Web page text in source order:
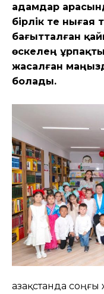
адамдар
бірлік те нығая
бағытталған
өскелең
жасалған
болады.
Қазақстанда